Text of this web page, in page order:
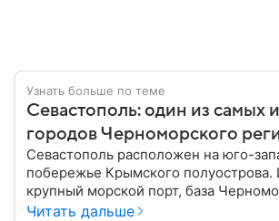
Узнать больше по теме
Севастополь: один из самых
городов Черноморского
Севастополь расположен на юго-
побережье Крымского полуострова.
крупный морской порт, база
город с богатой военной историей,
Читать дальше